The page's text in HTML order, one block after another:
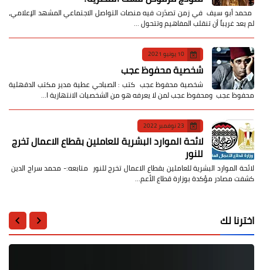
​ محمد أبو سيف ​في زمن تصدّرت فيه منصات التواصل الاجتماعي المشهد الإعلامي،
لم يعد غريباً أن تنقلب المفاهيم وتتحول …
10 يونيو 2021
شخصية محفوظ عجب
شخصية محفوظ عجب كتب : الصباحي عطية مدير مكتب الدقهلية
محفوظ عجب ومحفوظ عجب لمن لا يعرفه هو من الشخصيات الانتهازية ا…
23 نوفمبر 2022
لائحة الموارد البشرية للعاملين بقطاع الاعمال تخرج
للنور
لائحة الموارد البشرية للعاملين بقطاع الاعمال تخرج للنور متابعه:- محمد سراج الدين
كشفت مصادر مؤكدة بوزارة قطاع الأعم…
اخترنا لك